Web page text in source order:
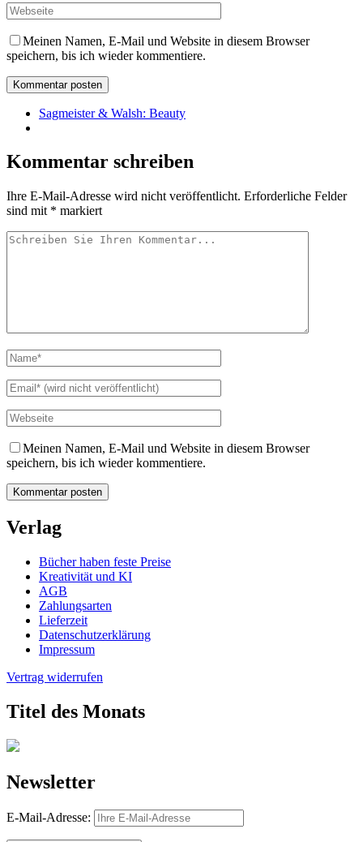
Meinen Namen, E-Mail und Website in diesem Browser
speichern, bis ich wieder kommentiere.
Sagmeister & Walsh: Beauty
Kommentar schreiben
Ihre E-Mail-Adresse wird nicht veröffentlicht. Erforderliche Felder
sind mit * markiert
Meinen Namen, E-Mail und Website in diesem Browser
speichern, bis ich wieder kommentiere.
Verlag
Bücher haben feste Preise
Kreativität und KI
AGB
Zahlungsarten
Lieferzeit
Datenschutzerklärung
Impressum
Vertrag widerrufen
Titel des Monats
Newsletter
E-Mail-Adresse: